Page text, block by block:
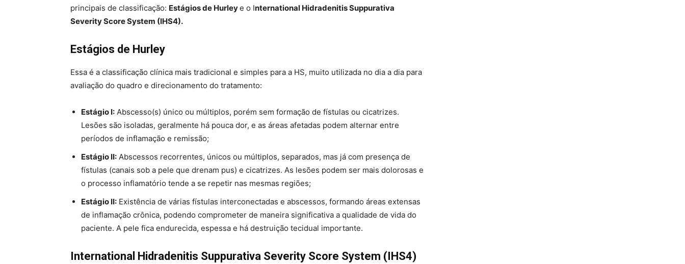
principais de classificação: Estágios de Hurleye o International Hidradenitis Suppurativa
Severity Score System (IHS4).
Estágios de Hurley
Essa é a classificação clínica mais tradicional e simples para a HS, muito utilizada no dia a dia para
avaliação do quadro e direcionamento do tratamento:
Estágio I: Abscesso(s) único ou múltiplos, porém sem formação de fístulas ou cicatrizes.
Lesões são isoladas, geralmente há pouca dor, e as áreas afetadas podem alternar entre
períodos de inflamação e remissão;
Estágio II: Abscessos recorrentes, únicos ou múltiplos, separados, mas já com presença de
fístulas (canais sob a pele que drenam pus) e cicatrizes. As lesões podem ser mais dolorosas e
o processo inflamatório tende a se repetir nas mesmas regiões;
Estágio II: Existência de várias fístulas interconectadas e abscessos, formando áreas extensas
de inflamação crônica, podendo comprometer de maneira significativa a qualidade de vida do
paciente. A pele fica endurecida, espessa e há destruição tecidual importante.
International Hidradenitis Suppurativa Severity Score System (IHS4)